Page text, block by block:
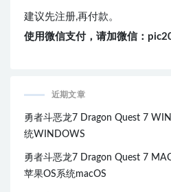
建议先注册,再付款。
使用微信支付，请加微信：
近期文章
勇者斗恶龙7 Dragon Quest 7
统WINDOWS
勇者斗恶龙7 Dragon Quest 7
苹果OS系统macOS